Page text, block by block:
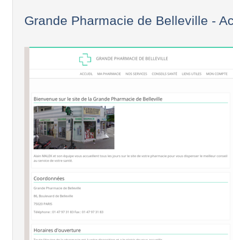
Grande Pharmacie de Belleville -